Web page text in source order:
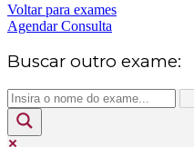
Voltar para exames
Agendar Consulta
Buscar outro exame: